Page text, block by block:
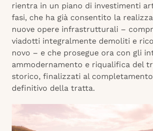
rientra in un piano di investimenti
fasi, che ha già consentito la
nuove opere infrastrutturali –
viadotti integralmente demoliti e
novo – e che prosegue ora con gli
ammodernamento e riqualifica del
storico, finalizzati al completamento
definitivo della tratta.